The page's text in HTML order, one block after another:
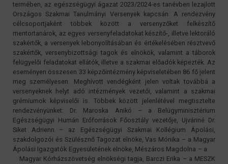
termében, az egészségügyi ágazat 2023/2024-es tanévben lezajlott
Országos Szakmai Tanulmányi Versenyek kapcsán. A rendezvény
célcsoportjaként többek között a versenyzőket felkészítő
mentortanárok, az egyes versenyfeladatokat készítő-, illetve lektoráló
szakértők, a versenyek lebonyolításában és értékelésében résztvevő
szakértők, versenybizottsági tagok és elnökök, valamint a táborok
felügyelői feladatokat ellátók, illetve a szakmai előadók képezték. Az
eseményen összesen 33 képzőintézmény képviseletében 86 fő jelent
meg személyesen. Meghívott vendégként jelen voltak továbbá a
versenyeknek helyt adó intézmények vezetői, valamint a szakmai
grémiumok képviselői is. Többek között jelenlétével megtisztelte
rendezvényünket: Dr. Maroska Anikó – a Belügyminisztérium
Egészségügyi Humán Erőforrások Főosztály vezetője, Ujváriné Dr.
Siket Adrienn – az Egészségügyi Szakmai Kollégium Ápolási,
szakdolgozói és Szülésznő Tagozat elnöke, Vas Mónika – a Magyar
Ápolási Igazgatók Egyesületének elnöke, Mészáros Magdolna – a
Magyar Kórházszövetség elnökségi tagja, Barczi Erika – a MESZK